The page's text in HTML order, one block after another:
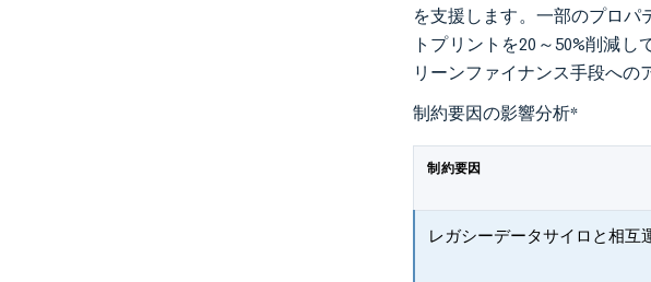
を支援します。一部のプロパ
トプリントを20～50%削減
リーンファイナンス手段への
制約要因の影響分析*
制約要因
レガシーデータサイロと相互